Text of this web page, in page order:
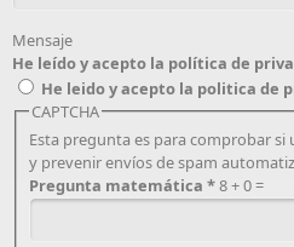
Mensaje
He leído y acepto la política de
He leido y acepto la politica de
CAPTCHA
Esta pregunta es para comprobar
y prevenir envíos de spam
Pregunta matemática *8 + 0 =